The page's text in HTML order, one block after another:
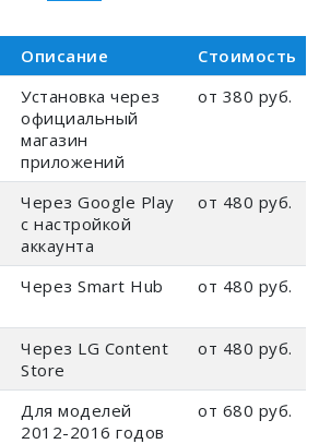
Описание
Стоимость
Установка через
официальный
магазин
приложений
от 380 руб.
Через Google Play
с настройкой
аккаунта
от 480 руб.
Через Smart Hub от 480 руб.
Через LG Content
Store
от 480 руб.
Для моделей
2012-2016 годов
от 680 руб.